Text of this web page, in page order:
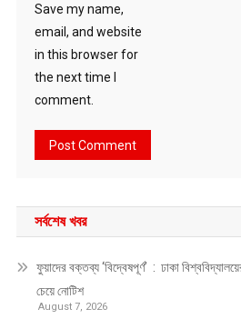
Save my name,
email, and website
in this browser for
the next time I
comment.
সর্বশেষ খবর
ফুয়াদের বক্তব্য ‘বিদ্বেষপূর্ণ’ : ঢাকা
চেয়ে নোটিশ
August 7, 2026